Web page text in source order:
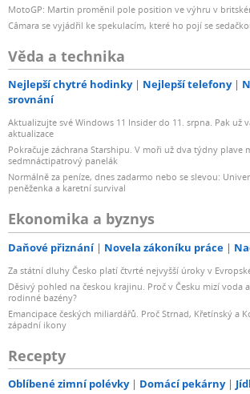
MotoGP: Martin proměnil pole position ve výhru v
Câmara se vyjádřil ke spekulacím, které ho pojí se
Věda a technika
Nejlepší chytré hodinky Nejlepší telefony
srovnání
Aktualizujte své Windows 11 Insider do 11. srpna. Pak už
aktualizace
Pokračuje záchrana Starshipu. V moři už dva týdny plave
sedmnáctipatrový panelák
Normálně za peníze, dnes zadarmo nebo se slevou:
peněženka a karetní survival
Ekonomika a byznys
Daňové přiznání Novela zákoníku práce
Za státní dluhy Česko platí čtvrté nejvyšší úroky v
Děsivý pohled na českou krajinu. Proč v Česku mizí voda
rodinné bazény?
Emancipace českých miliardářů. Proč Strnad, Křetínský a
západní ikony
Recepty
Oblíbené zimní polévky Domácí pekárny